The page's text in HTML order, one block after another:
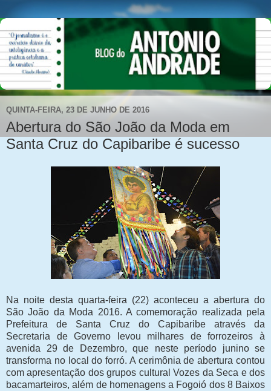
QUINTA-FEIRA, 23 DE JUNHO DE 2016
Abertura do São João da Moda em
Santa Cruz do Capibaribe é sucesso
Na noite desta quarta-feira (22) aconteceu a abertura do
São João da Moda 2016. A comemoração realizada pela
Prefeitura de Santa Cruz do Capibaribe através da
Secretaria de Governo levou milhares de forrozeiros à
avenida 29 de Dezembro, que neste período junino se
transforma no local do forró. A cerimônia de abertura contou
com apresentação dos grupos cultural Vozes da Seca e dos
bacamarteiros, além de homenagens a Fogoió dos 8 Baixos